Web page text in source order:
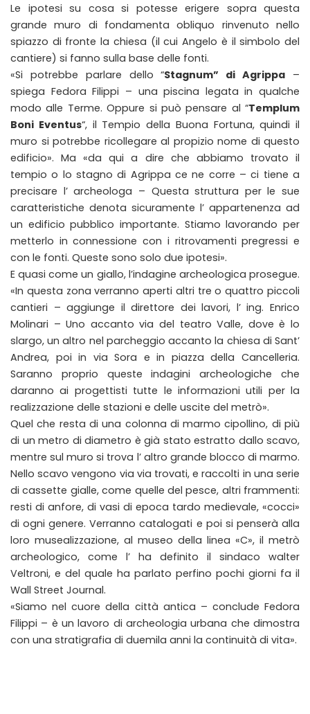
Le ipotesi su cosa si potesse erigere sopra questa
grande muro di fondamenta obliquo rinvenuto nello
spiazzo di fronte la chiesa (il cui Angelo è il simbolo del
cantiere) si fanno sulla base delle fonti.
«Si potrebbe parlare dello “Stagnum” di Agrippa –
spiega Fedora Filippi – una piscina legata in qualche
modo alle Terme. Oppure si può pensare al “Templum
Boni Eventus“, il Tempio della Buona Fortuna, quindi il
muro si potrebbe ricollegare al propizio nome di questo
edificio». Ma «da qui a dire che abbiamo trovato il
tempio o lo stagno di Agrippa ce ne corre – ci tiene a
precisare l’ archeologa – Questa struttura per le sue
caratteristiche denota sicuramente l’ appartenenza ad
un edificio pubblico importante. Stiamo lavorando per
metterlo in connessione con i ritrovamenti pregressi e
con le fonti. Queste sono solo due ipotesi».
E quasi come un giallo, l’indagine archeologica prosegue.
«In questa zona verranno aperti altri tre o quattro piccoli
cantieri – aggiunge il direttore dei lavori, l’ ing. Enrico
Molinari – Uno accanto via del teatro Valle, dove è lo
slargo, un altro nel parcheggio accanto la chiesa di Sant’
Andrea, poi in via Sora e in piazza della Cancelleria.
Saranno proprio queste indagini archeologiche che
daranno ai progettisti tutte le informazioni utili per la
realizzazione delle stazioni e delle uscite del metrò».
Quel che resta di una colonna di marmo cipollino, di più
di un metro di diametro è già stato estratto dallo scavo,
mentre sul muro si trova l’ altro grande blocco di marmo.
Nello scavo vengono via via trovati, e raccolti in una serie
di cassette gialle, come quelle del pesce, altri frammenti:
resti di anfore, di vasi di epoca tardo medievale, «cocci»
di ogni genere. Verranno catalogati e poi si penserà alla
loro musealizzazione, al museo della linea «C», il metrò
archeologico, come l’ ha definito il sindaco walter
Veltroni, e del quale ha parlato perfino pochi giorni fa il
Wall Street Journal.
«Siamo nel cuore della città antica – conclude Fedora
Filippi – è un lavoro di archeologia urbana che dimostra
con una stratigrafia di duemila anni la continuità di vita».